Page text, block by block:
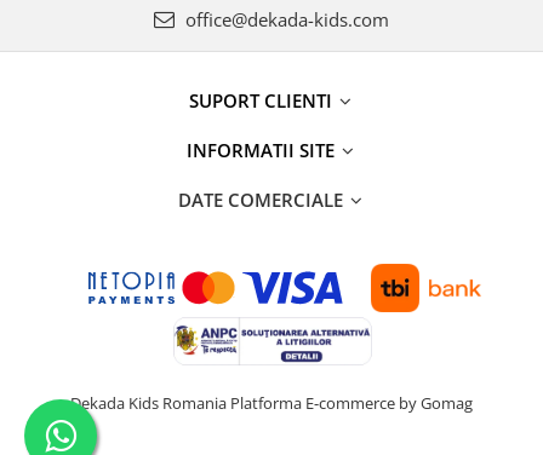
office@dekada-kids.com
SUPORT CLIENTI
INFORMATII SITE
DATE COMERCIALE
Dekada Kids Romania Platforma E-commerce by Gomag